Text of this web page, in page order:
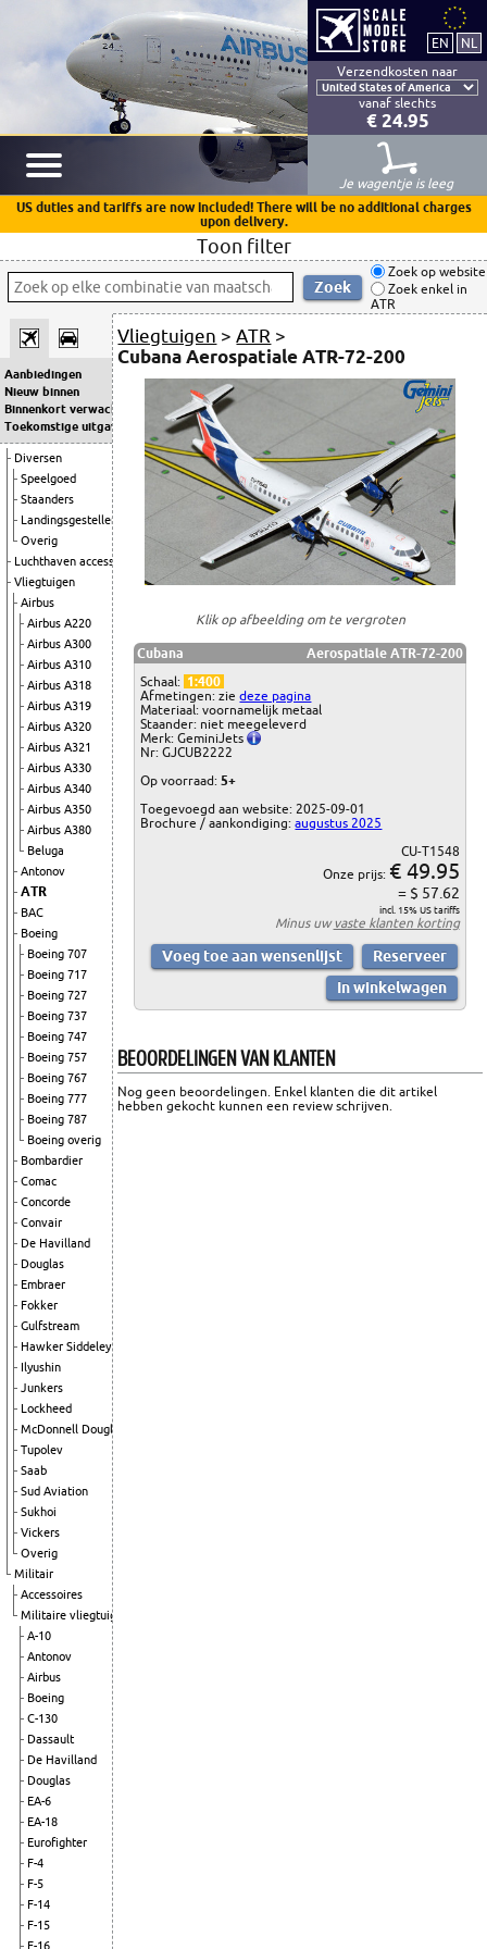
Verzendkosten naar
vanaf slechts
€ 24.95
Je wagentje is leeg
US duties and tariffs are now included! There will be no additional charges
upon delivery.
Toon filter
Zoek op website
Zoek enkel in
ATR
Aanbiedingen
Nieuw binnen
Binnenkort verwacht
Toekomstige uitgaven
Diversen
Speelgoed
Staanders
Landingsgestellen
Overig
Luchthaven accessoires
Vliegtuigen
Airbus
Airbus A220
Airbus A300
Airbus A310
Airbus A318
Airbus A319
Airbus A320
Airbus A321
Airbus A330
Airbus A340
Airbus A350
Airbus A380
Beluga
Antonov
ATR
BAC
Boeing
Boeing 707
Boeing 717
Boeing 727
Boeing 737
Boeing 747
Boeing 757
Boeing 767
Boeing 777
Boeing 787
Boeing overig
Bombardier
Comac
Concorde
Convair
De Havilland
Douglas
Embraer
Fokker
Gulfstream
Hawker Siddeley
Ilyushin
Junkers
Lockheed
McDonnell Douglas
Tupolev
Saab
Sud Aviation
Sukhoi
Vickers
Overig
Militair
Accessoires
Militaire vliegtuigen
A-10
Antonov
Airbus
Boeing
C-130
Dassault
De Havilland
Douglas
EA-6
EA-18
Eurofighter
F-4
F-5
F-14
F-15
F-16
Vliegtuigen >ATR >
Cubana Aerospatiale ATR-72-200
Klik op afbeelding om te vergroten
Cubana
Aerospatiale ATR-72-200
Schaal: 1:400
Afmetingen: ziedeze pagina
Materiaal: voornamelijk metaal
Staander: niet meegeleverd
Merk: GeminiJets
Nr: GJCUB2222
Op voorraad:5+
Toegevoegd aan website: 2025-09-01
Brochure / aankondiging:augustus 2025
CU-T1548
Onze prijs: € 49.95
= $ 57.62
incl. 15% US tariffs
Minus uwvaste klanten korting
BEOORDELINGEN VAN KLANTEN
Nog geen beoordelingen. Enkel klanten die dit artikel
hebben gekocht kunnen een review schrijven.